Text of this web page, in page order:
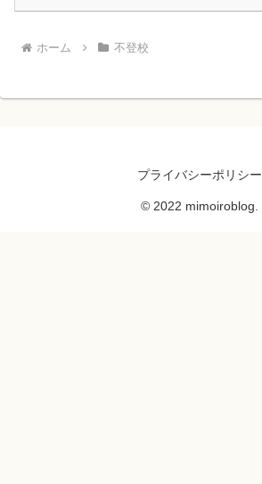
ホーム 不登校
プライバシーポリシー
© 2022 mimoiroblog.